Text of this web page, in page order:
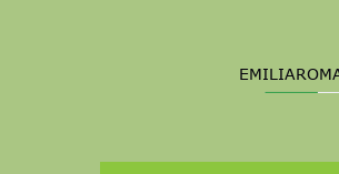
Romagna